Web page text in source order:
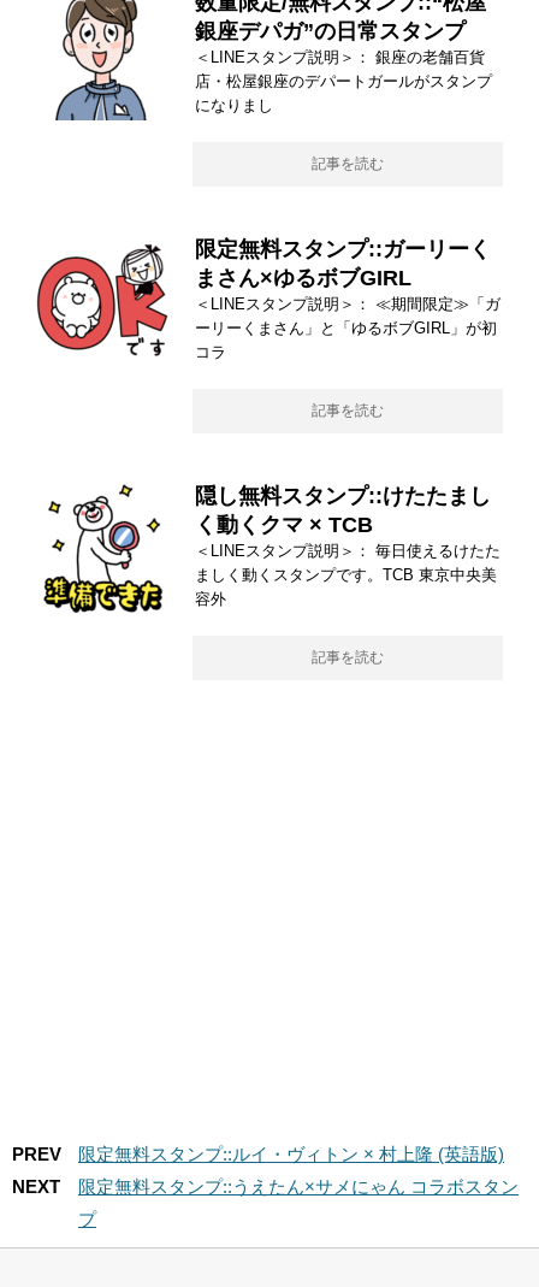
銀座デパガ”の日常スタンプ
＜LINEスタンプ説明＞： 銀座の老舗百貨
店・松屋銀座のデパートガールがスタンプ
になりまし
記事を読む
限定無料スタンプ::ガーリーく
まさん×ゆるボブGIRL
＜LINEスタンプ説明＞： ≪期間限定≫「ガ
ーリーくまさん」と「ゆるボブGIRL」が初
コラ
記事を読む
隠し無料スタンプ::けたたまし
く動くクマ × TCB
＜LINEスタンプ説明＞： 毎日使えるけたた
ましく動くスタンプです。TCB 東京中央美
容外
記事を読む
PREV
限定無料スタンプ::ルイ・ヴィトン × 村上隆 (英語版)
NEXT
限定無料スタンプ::うえたん×サメにゃん コラボスタン
プ